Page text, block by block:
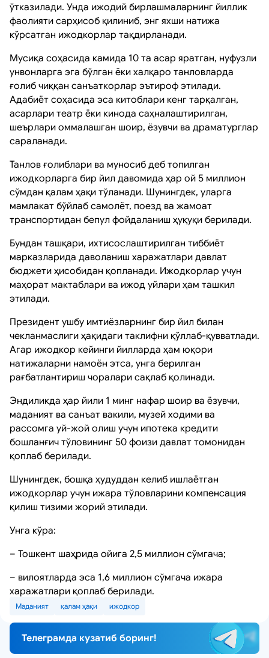
ўтказилади. Унда ижодий бирлашмаларнинг йиллик
фаолияти сарҳисоб қилиниб, энг яхши натижа
кўрсатган ижодкорлар тақдирланади.
Мусиқа соҳасида камида 10 та асар яратган, нуфузли
унвонларга эга бўлган ёки халқаро танловларда
ғолиб чиққан санъаткорлар эътироф этилади.
Адабиёт соҳасида эса китоблари кенг тарқалган,
асарлари театр ёки кинода саҳналаштирилган,
шеърлари оммалашган шоир, ёзувчи ва драматурглар
сараланади.
Танлов ғолиблари ва муносиб деб топилган
ижодкорларга бир йил давомида ҳар ой 5 миллион
сўмдан қалам ҳақи тўланади. Шунингдек, уларга
мамлакат бўйлаб самолёт, поезд ва жамоат
транспортидан бепул фойдаланиш ҳуқуқи берилади.
Бундан ташқари, ихтисослаштирилган тиббиёт
марказларида даволаниш харажатлари давлат
бюджети ҳисобидан қопланади. Ижодкорлар учун
маҳорат мактаблари ва ижод уйлари ҳам ташкил
этилади.
Президент ушбу имтиёзларнинг бир йил билан
чекланмаслиги ҳақидаги таклифни қўллаб-қувватлади.
Агар ижодкор кейинги йилларда ҳам юқори
натижаларни намоён этса, унга берилган
рағбатлантириш чоралари сақлаб қолинади.
Эндиликда ҳар йили 1 минг нафар шоир ва ёзувчи,
маданият ва санъат вакили, музей ходими ва
рассомга уй-жой олиш учун ипотека кредити
бошланғич тўловининг 50 фоизи давлат томонидан
қоплаб берилади.
Шунингдек, бошқа ҳудуддан келиб ишлаётган
ижодкорлар учун ижара тўловларини компенсация
қилиш тизими жорий этилади.
Унга кўра:
– Тошкент шаҳрида ойига 2,5 миллион сўмгача;
– вилоятларда эса 1,6 миллион сўмгача ижара
харажатлари қоплаб берилади.
Маданият қалам ҳақи ижодкор
Телеграмда кузатиб боринг!